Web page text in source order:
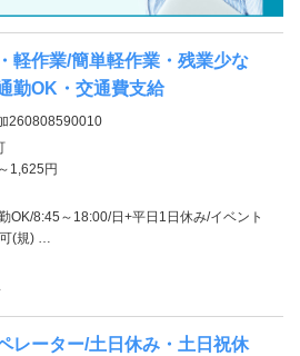
軽作業/簡単軽作業・残業少な
勤OK・交通費支給
260808590010
1,625円
OK/8:45～18:00/日+平日1日休み/イベント
(規) …
レーター/土日休み・土日祝休